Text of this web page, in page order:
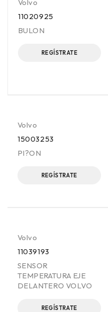
Volvo
11020925
BULON
REGÍSTRATE
Volvo
15003253
PI?ON
REGÍSTRATE
Volvo
11039193
SENSOR
TEMPERATURA EJE
DELANTERO VOLVO
REGÍSTRATE